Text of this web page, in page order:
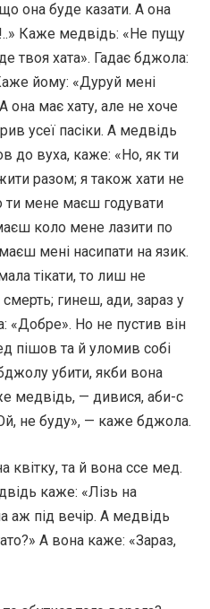
що она буде казати. А она
Каже медвідь: «Не пущу
твоя хата». Гадає бджола:
йому: «Дуруй мені
она має хату, але не хоче
усеї пасіки. А медвідь
до вуха, каже: «Но, як ти
разом; я також хати не
ти мене маєш годувати
коло мене лазити по
мені насипати на язик.
тікати, то лиш не
гинеш, ади, зараз у
«Добре». Но не пустив він
пішов та й уломив собі
убити, якби вона
медвідь, — дивися, аби-с
не буду», — каже бджола.
та й вона ссе мед.
каже: «Лізь на
аж під вечір. А медвідь
А вона каже: «Зараз,